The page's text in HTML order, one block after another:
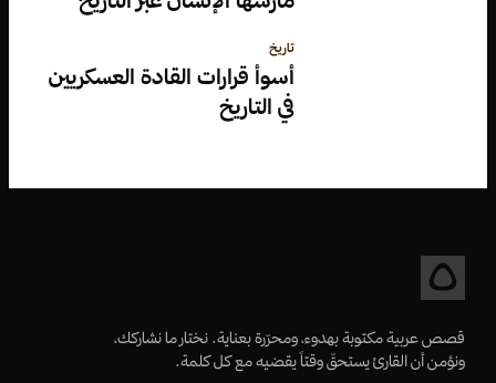
تاريخ
أسوأ قرارات القادة العسكريين
في التاريخ
قصص عربية مكتوبة بهدوء، ومحرّرة بعناية. نختار ما نشاركك،
ونؤمن أن القارئ يستحقّ وقتاً يقضيه مع كل كلمة.